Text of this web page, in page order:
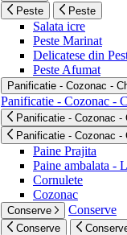
Peste Peste
Salata icre
Peste Marinat
Delicatese din
Peste Afumat
Panificatie - Cozonac -
Panificatie - Cozonac -
Panificatie - Cozonac -
Panificatie - Cozonac -
Paine Prajita
Paine ambalata -
Cornulete
Cozonac
Conserve Conserve
Conserve